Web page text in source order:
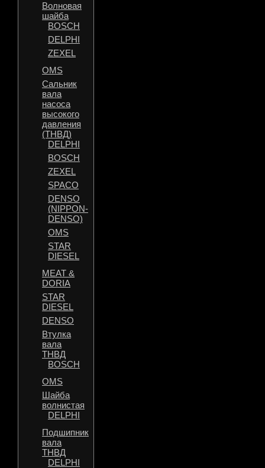
Волновая
шайба
BOSCH
DELPHI
ZEXEL
OMS
Сальник
вала
насоса
высокого
давления
(ТНВД)
DELPHI
BOSCH
ZEXEL
SPACO
DENSO
(NIPPON-
DENSO)
OMS
STAR
DIESEL
MEAT &
DORIA
STAR
DIESEL
DENSO
Втулка
вала
ТНВД
BOSCH
OMS
Шайба
волнистая
DELPHI
Подшипник
вала
ТНВД
DELPHI